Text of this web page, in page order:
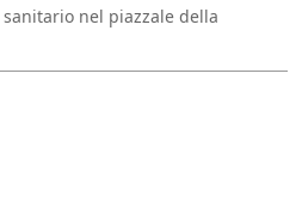
nel piazzale della